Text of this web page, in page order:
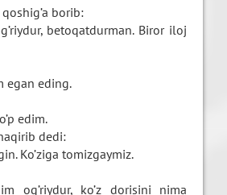
borib:
betoqatdurman. Biror iloj
egan eding.
edim.
dedi:
Ko’ziga tomizgaymiz.
og’riydur, ko’z dorisini nima